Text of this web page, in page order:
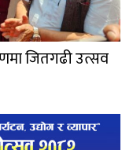
जितगढी उत्सव